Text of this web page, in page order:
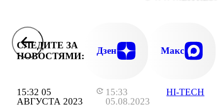
15:32 05
АВГУСТА 2023
15:33
05.08.2023
HI-TECH
СЛЕДИТЕ ЗА
НОВОСТЯМИ:
Дзен Макс